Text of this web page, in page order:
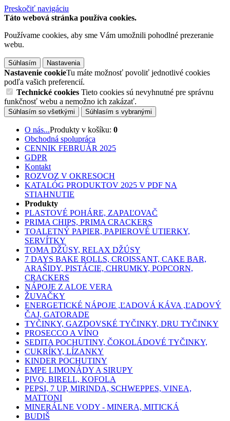
Preskočiť navigáciu
Táto webová stránka používa cookies.
Používame cookies, aby sme Vám umožnili pohodlné prezeranie
webu.
Súhlasím Nastavenia
Nastavenie cookieTu máte možnosť povoliť jednotlivé cookies
podľa vašich preferencií.
Technické cookies Tieto cookies sú nevyhnutné pre správnu
funkčnosť webu a nemožno ich zakázať.
Súhlasím so všetkými Súhlasím s vybranými
O nás...Produkty v košíku: 0
Obchodná spolupráca
CENNIK FEBRUÁR 2025
GDPR
Kontakt
ROZVOZ V OKRESOCH
KATALÓG PRODUKTOV 2025 V PDF NA
STIAHNUTIE
Produkty
PLASTOVÉ POHÁRE, ZAPAĽOVAČ
PRIMA CHIPS, PRIMA CRACKERS
TOALETNÝ PAPIER, PAPIEROVÉ UTIERKY,
SERVÍTKY
TOMA DŽÚSY, RELAX DŽÚSY
7 DAYS BAKE ROLLS, CROISSANT, CAKE BAR,
ARAŠIDY, PISTÁCIE, CHRUMKY, POPCORN,
CRACKERS
NÁPOJE Z ALOE VERA
ŽUVAČKY
ENERGETICKÉ NÁPOJE ,ĽADOVÁ KÁVA ,ĽADOVÝ
ČAJ, GATORADE
TYČINKY, GAZDOVSKÉ TYČINKY, DRU TYČINKY
PROSECCO A VÍNO
SEDITA POCHUTINY, ČOKOLÁDOVÉ TYČINKY,
CUKRÍKY, LÍZANKY
KINDER POCHUTINY
EMPE LIMONÁDY A SIRUPY
PIVO, BIRELL, KOFOLA
PEPSI, 7 UP, MIRINDA, SCHWEPPES, VINEA,
MATTONI
MINERÁLNE VODY - MINERA, MITICKÁ
BUDIŠ